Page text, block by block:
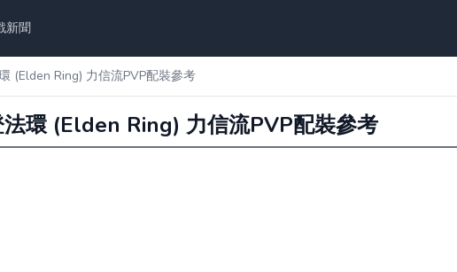
新聞
(Elden Ring) 力信流PVP配裝參考
環 (Elden Ring) 力信流PVP配裝參考